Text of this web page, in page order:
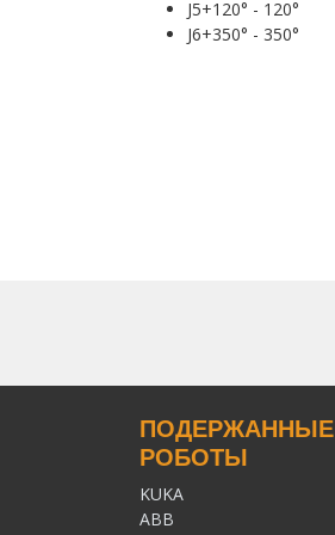
J5+120° - 120°
J6+350° - 350°
ПОДЕРЖАННЫЕ
РОБОТЫ
KUKA
ABB